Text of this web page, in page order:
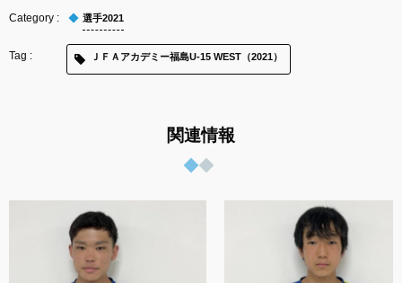
選手2021
ＪＦＡアカデミー福島U-15 WEST（2021）
関連情報